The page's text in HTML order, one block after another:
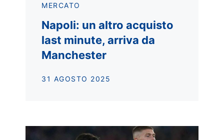
MERCATO
Napoli: un altro acquisto
last minute, arriva da
Manchester
31 AGOSTO 2025